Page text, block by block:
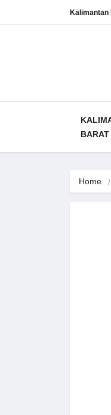
Kalimantan
BARAT
Home